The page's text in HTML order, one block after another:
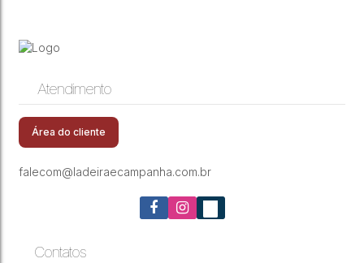
Casa com 3 Quartos e 2 banheiros para
Alugar, 193 m² por R$ 4.800/Mês
CEP: 13070-220
Neves, Jardim Novo Botafogo
Brasil
Atendimento
Área do cliente
falecom@ladeiraecampanha.com.br
Contatos